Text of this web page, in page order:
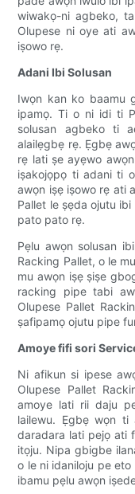
wiwakọ-ni agbeko,
Olupese ni oye ati
iṣowo rẹ.
Adani Ibi Solusan
Iwọn kan ko baamu
ipamọ. Ti o ni idi ti
solusan agbeko ti
alailẹgbẹ rẹ. Ẹgbẹ
rẹ lati ṣe ayẹwo
iṣakojọpọ ti adani ti
awọn iṣẹ iṣowo rẹ ati
Pallet le ṣẹda ojutu
pato pato rẹ.
Pẹlu awọn solusan
Racking Pallet, o le
mu awọn iṣẹ ṣiṣe
racking pipe tabi
Olupese Pallet
ṣafipamọ ojutu pipe
Amoye fifi sori
Ni afikun si ipese
Olupese Pallet
amoye lati rii daju
lailewu. Ẹgbẹ wọn
daradara lati pejọ ati
itọju. Nipa gbigbe
o le ni idaniloju pe
ibamu pẹlu awọn